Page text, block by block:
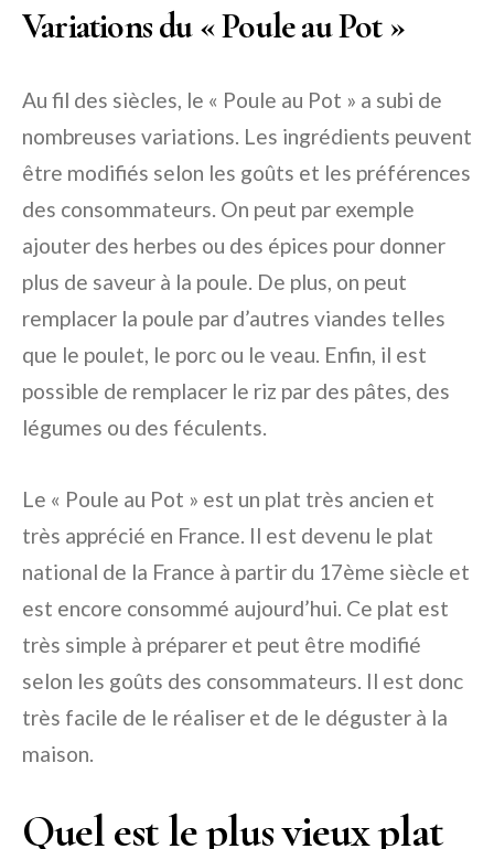
Variations du « Poule au Pot »
Au fil des siècles, le « Poule au Pot » a subi de
nombreuses variations. Les ingrédients peuvent
être modifiés selon les goûts et les préférences
des consommateurs. On peut par exemple
ajouter des herbes ou des épices pour donner
plus de saveur à la poule. De plus, on peut
remplacer la poule par d’autres viandes telles
que le poulet, le porc ou le veau. Enfin, il est
possible de remplacer le riz par des pâtes, des
légumes ou des féculents.
Le « Poule au Pot » est un plat très ancien et
très apprécié en France. Il est devenu le plat
national de la France à partir du 17ème siècle et
est encore consommé aujourd’hui. Ce plat est
très simple à préparer et peut être modifié
selon les goûts des consommateurs. Il est donc
très facile de le réaliser et de le déguster à la
maison.
Quel est le plus vieux plat